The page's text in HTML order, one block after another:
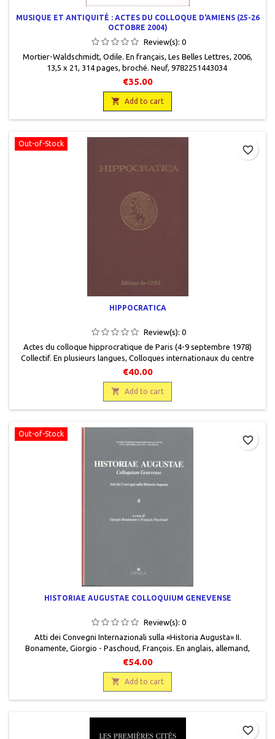
MUSIQUE ET ANTIQUITÉ : ACTES DU COLLOQUE D'AMIENS (25-26
OCTOBRE 2004)
Review(s): 0
Mortier-Waldschmidt, Odile. En français, Les Belles Lettres, 2006,
13,5 x 21, 314 pages, broché. Neuf, 9782251443034
€35.00
 Add to cart
Out-of-Stock
HIPPOCRATICA
Review(s): 0
Actes du colloque hipprocratique de Paris (4-9 septembre 1978)
Collectif. En plusieurs langues, Colloques internationaux du centre
national de la recherche scientifique, n°583, Editions du Centre
national de la recherche scientifique, 1980, 16 x 25, 486 pages, relié,
occasion. Très bon état, toilé bordeaux, titre gravé or sur dos et sur
plat recto, de...
€40.00
 Add to cart
favorite_border
Out-of-Stock
HISTORIAE AUGUSTAE COLLOQUIUM GENEVENSE
Review(s): 0
Atti dei Convegni Internazionali sulla «Historia Augusta» II.
Bonamente, Giorgio - Paschoud, François. En anglais, allemand,
français, italien, Centro interuniversitario per gli studi sulla Historia
augusta di macerata, Edipuglia - Bari, 1994, 17 x 24,5, 263 pages,
relié, occasion.Très bon état, cartonné éditeur.9788872281239 .
€54.00
 Add to cart
favorite_border
favorite_border